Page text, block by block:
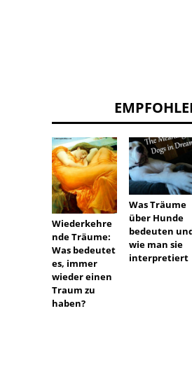
Wiederkehre
nde Träume:
Was bedeutet
es, immer
wieder einen
Traum zu
haben?
Was Träume
über Hunde
bedeuten
wie man sie
interpretiert